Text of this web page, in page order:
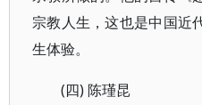
宗教人生，这也是中国近
生体验。
(四) 陈瑾昆